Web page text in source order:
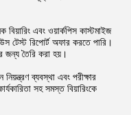
এবং ওয়ার্কপিস কাস্টমাইজ
টেস্ট রিপোর্ট অফার করতে পারি।
জন্য তৈরি করা হয়।
ব্যবস্থা এবং পরীক্ষার
সহ সমস্ত বিয়ারিংকে